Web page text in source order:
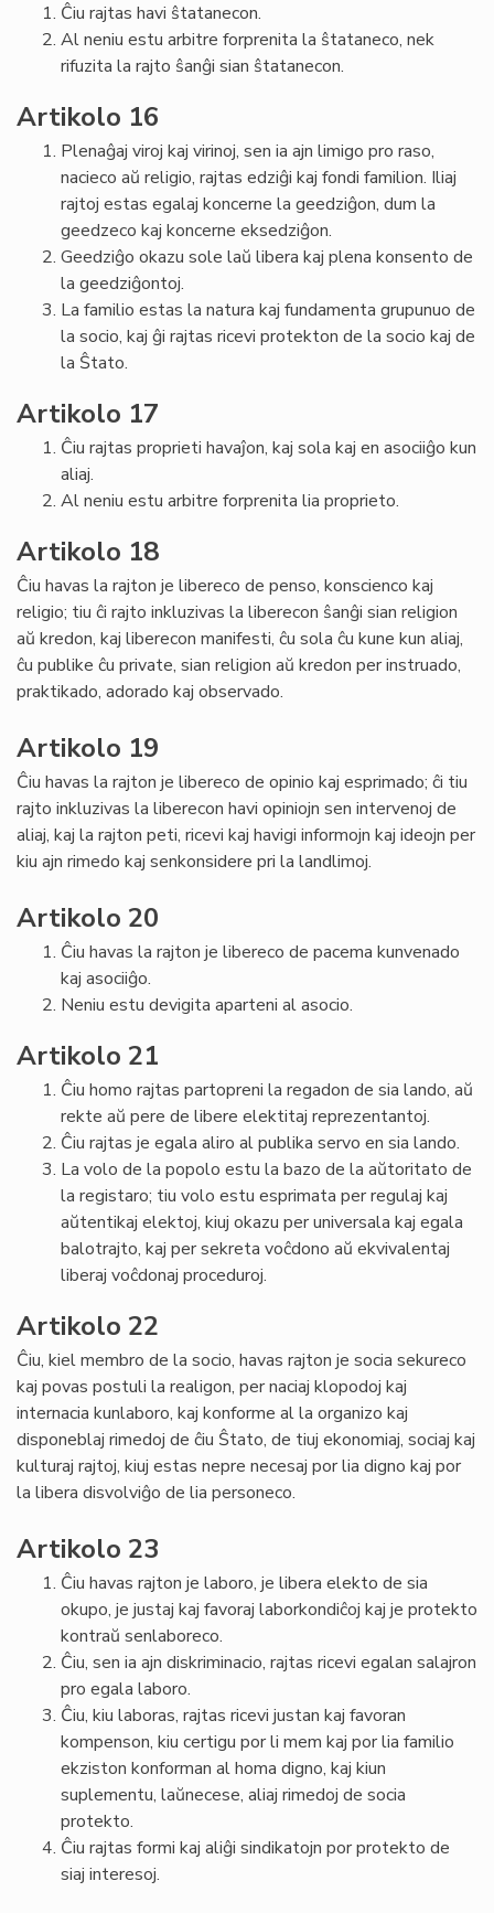
Ĉiu rajtas havi ŝtatanecon.
Al neniu estu arbitre forprenita la ŝtataneco, nek
rifuzita la rajto ŝanĝi sian ŝtatanecon.
Artikolo 16
Plenaĝaj viroj kaj virinoj, sen ia ajn limigo pro raso,
nacieco aŭ religio, rajtas edziĝi kaj fondi familion. Iliaj
rajtoj estas egalaj koncerne la geedziĝon, dum la
geedzeco kaj koncerne eksedziĝon.
Geedziĝo okazu sole laŭ libera kaj plena konsento de
la geedziĝontoj.
La familio estas la natura kaj fundamenta grupunuo de
la socio, kaj ĝi rajtas ricevi protekton de la socio kaj de
la Ŝtato.
Artikolo 17
Ĉiu rajtas proprieti havaĵon, kaj sola kaj en asociiĝo kun
aliaj.
Al neniu estu arbitre forprenita lia proprieto.
Artikolo 18
Ĉiu havas la rajton je libereco de penso, konscienco kaj
religio; tiu ĉi rajto inkluzivas la liberecon ŝanĝi sian religion
aŭ kredon, kaj liberecon manifesti, ĉu sola ĉu kune kun aliaj,
ĉu publike ĉu private, sian religion aŭ kredon per instruado,
praktikado, adorado kaj observado.
Artikolo 19
Ĉiu havas la rajton je libereco de opinio kaj esprimado; ĉi tiu
rajto inkluzivas la liberecon havi opiniojn sen intervenoj de
aliaj, kaj la rajton peti, ricevi kaj havigi informojn kaj ideojn per
kiu ajn rimedo kaj senkonsidere pri la landlimoj.
Artikolo 20
Ĉiu havas la rajton je libereco de pacema kunvenado
kaj asociiĝo.
Neniu estu devigita aparteni al asocio.
Artikolo 21
Ĉiu homo rajtas partopreni la regadon de sia lando, aŭ
rekte aŭ pere de libere elektitaj reprezentantoj.
Ĉiu rajtas je egala aliro al publika servo en sia lando.
La volo de la popolo estu la bazo de la aŭtoritato de
la registaro; tiu volo estu esprimata per regulaj kaj
aŭtentikaj elektoj, kiuj okazu per universala kaj egala
balotrajto, kaj per sekreta voĉdono aŭ ekvivalentaj
liberaj voĉdonaj proceduroj.
Artikolo 22
Ĉiu, kiel membro de la socio, havas rajton je socia sekureco
kaj povas postuli la realigon, per naciaj klopodoj kaj
internacia kunlaboro, kaj konforme al la organizo kaj
disponeblaj rimedoj de ĉiu Ŝtato, de tiuj ekonomiaj, sociaj kaj
kulturaj rajtoj, kiuj estas nepre necesaj por lia digno kaj por
la libera disvolviĝo de lia personeco.
Artikolo 23
Ĉiu havas rajton je laboro, je libera elekto de sia
okupo, je justaj kaj favoraj laborkondiĉoj kaj je protekto
kontraŭ senlaboreco.
Ĉiu, sen ia ajn diskriminacio, rajtas ricevi egalan salajron
pro egala laboro.
Ĉiu, kiu laboras, rajtas ricevi justan kaj favoran
kompenson, kiu certigu por li mem kaj por lia familio
ekziston konforman al homa digno, kaj kiun
suplementu, laŭnecese, aliaj rimedoj de socia
protekto.
Ĉiu rajtas formi kaj aliĝi sindikatojn por protekto de
siaj interesoj.